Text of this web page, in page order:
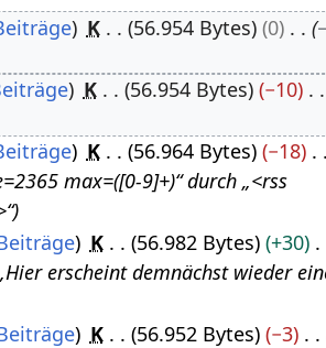
K 56.954 Bytes 0
K 56.954 Bytes −10
K 56.964 Bytes −18
max=([0-9]+)“ durch „<rss
K 56.982 Bytes +30
erscheint demnächst wieder
K 56.952 Bytes −3